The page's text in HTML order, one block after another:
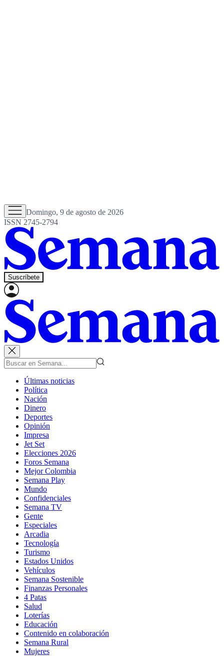
Domingo, 9 de agosto de 2026
ISSN 2745-2794
Suscríbete
Últimas noticias
Política
Nación
Dinero
Deportes
Opinión
Impresa
Jet Set
Elecciones 2026
Foros Semana
Mejor Colombia
Semana Play
Mundo
Confidenciales
Semana TV
Gente
Especiales
Arcadia
Tecnología
Turismo
Estados Unidos
Vehículos
Semana Sostenible
Finanzas Personales
4 Patas
Salud
Loterías
Educación
Contenido en colaboración
Semana Rural
Mujeres